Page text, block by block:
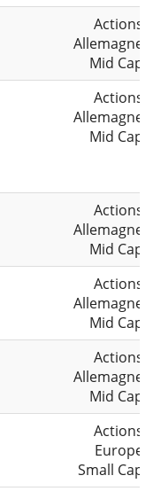
Actions
Allemagne
Mid Cap
Actions
Allemagne
Mid Cap
Actions
Allemagne
Mid Cap
Actions
Allemagne
Mid Cap
Actions
Allemagne
Mid Cap
Actions
Europe
Small Cap